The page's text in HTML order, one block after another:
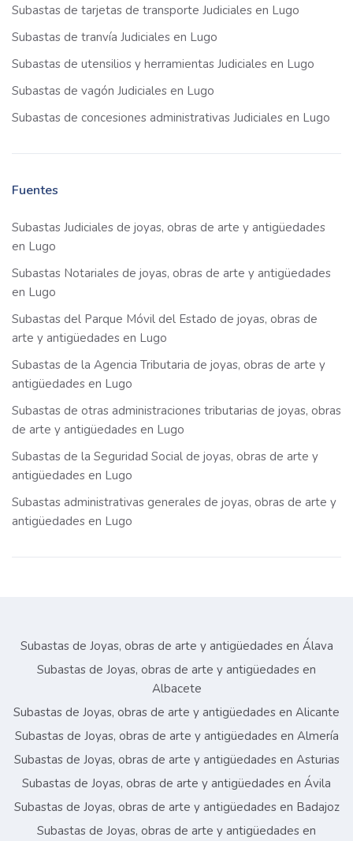
Subastas de tarjetas de transporte Judiciales en Lugo
Subastas de tranvía Judiciales en Lugo
Subastas de utensilios y herramientas Judiciales en Lugo
Subastas de vagón Judiciales en Lugo
Subastas de concesiones administrativas Judiciales en Lugo
Fuentes
Subastas Judiciales de joyas, obras de arte y antigüedades
en Lugo
Subastas Notariales de joyas, obras de arte y antigüedades
en Lugo
Subastas del Parque Móvil del Estado de joyas, obras de
arte y antigüedades en Lugo
Subastas de la Agencia Tributaria de joyas, obras de arte y
antigüedades en Lugo
Subastas de otras administraciones tributarias de joyas, obras
de arte y antigüedades en Lugo
Subastas de la Seguridad Social de joyas, obras de arte y
antigüedades en Lugo
Subastas administrativas generales de joyas, obras de arte y
antigüedades en Lugo
Subastas de Joyas, obras de arte y antigüedades en Álava
Subastas de Joyas, obras de arte y antigüedades en
Albacete
Subastas de Joyas, obras de arte y antigüedades en Alicante
Subastas de Joyas, obras de arte y antigüedades en Almería
Subastas de Joyas, obras de arte y antigüedades en Asturias
Subastas de Joyas, obras de arte y antigüedades en Ávila
Subastas de Joyas, obras de arte y antigüedades en Badajoz
Subastas de Joyas, obras de arte y antigüedades en